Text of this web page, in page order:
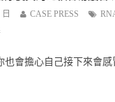
CASE PRESS
也會擔心自己接下來會感